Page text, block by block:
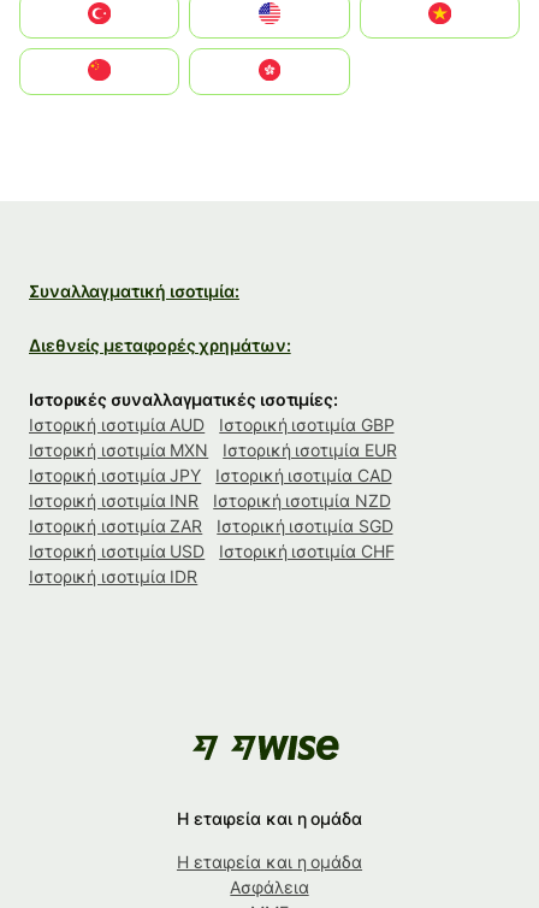
United States
中國香港特別行政區
Συναλλαγματική ισοτιμία:
Διεθνείς μεταφορές χρημάτων:
Ιστορικές συναλλαγματικές ισοτιμίες:
Ιστορική ισοτιμία AUD
Ιστορική ισοτιμία GBP
Ιστορική ισοτιμία MXN
Ιστορική ισοτιμία EUR
Ιστορική ισοτιμία JPY
Ιστορική ισοτιμία CAD
Ιστορική ισοτιμία INR
Ιστορική ισοτιμία NZD
Ιστορική ισοτιμία ZAR
Ιστορική ισοτιμία SGD
Ιστορική ισοτιμία USD
Ιστορική ισοτιμία CHF
Ιστορική ισοτιμία IDR
Η εταιρεία και η ομάδα
Η εταιρεία και η ομάδα
Ασφάλεια